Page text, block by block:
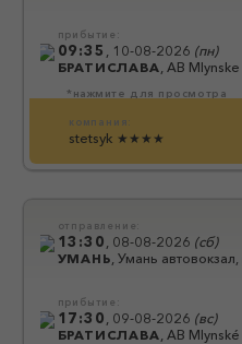
*нажмите для просмотра
прибытие:
09:35 10-08-2026 (пн)
БРАТИСЛАВА АВ Mlynske
компания:
stetsyk ★★★★
отправление:
13:30 08-08-2026 (сб)
УМАНЬ Умань автовокзал,
прибытие:
17:30 09-08-2026 (вс)
БРАТИСЛАВА АВ Mlynské